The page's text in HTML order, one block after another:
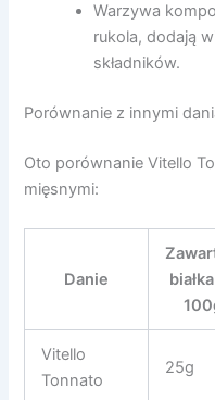
Warzywa
rukola, dodają
składników.
Porównanie z innymi
Oto porównanie Vitello
mięsnymi:
Danie
Vitello
Tonnato
25g